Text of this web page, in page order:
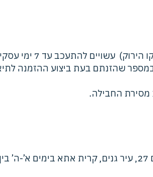
עשויים להתעכב עד 7 ימי עסקים.
שהזנתם בעת ביצוע ההזמנה
החבילה.